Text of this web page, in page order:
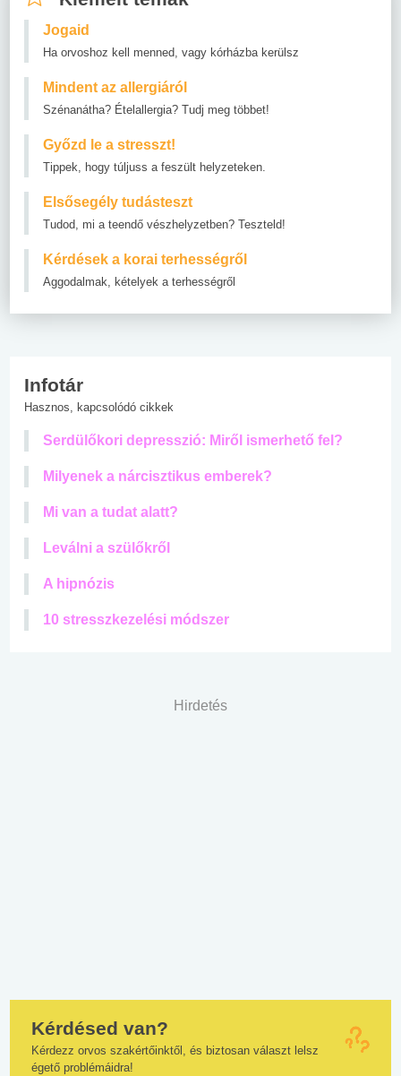
Jogaid
Ha orvoshoz kell menned, vagy kórházba kerülsz
Mindent az allergiáról
Szénanátha? Ételallergia? Tudj meg többet!
Győzd le a stresszt!
Tippek, hogy túljuss a feszült helyzeteken.
Elsősegély tudásteszt
Tudod, mi a teendő vészhelyzetben? Teszteld!
Kérdések a korai terhességről
Aggodalmak, kételyek a terhességről
Infotár
Hasznos, kapcsolódó cikkek
Serdülőkori depresszió: Miről ismerhető fel?
Milyenek a nárcisztikus emberek?
Mi van a tudat alatt?
Leválni a szülőkről
A hipnózis
10 stresszkezelési módszer
Hirdetés
Kérdésed van?
Kérdezz orvos szakértőinktől, és biztosan választ lelsz
égető problémáidra!